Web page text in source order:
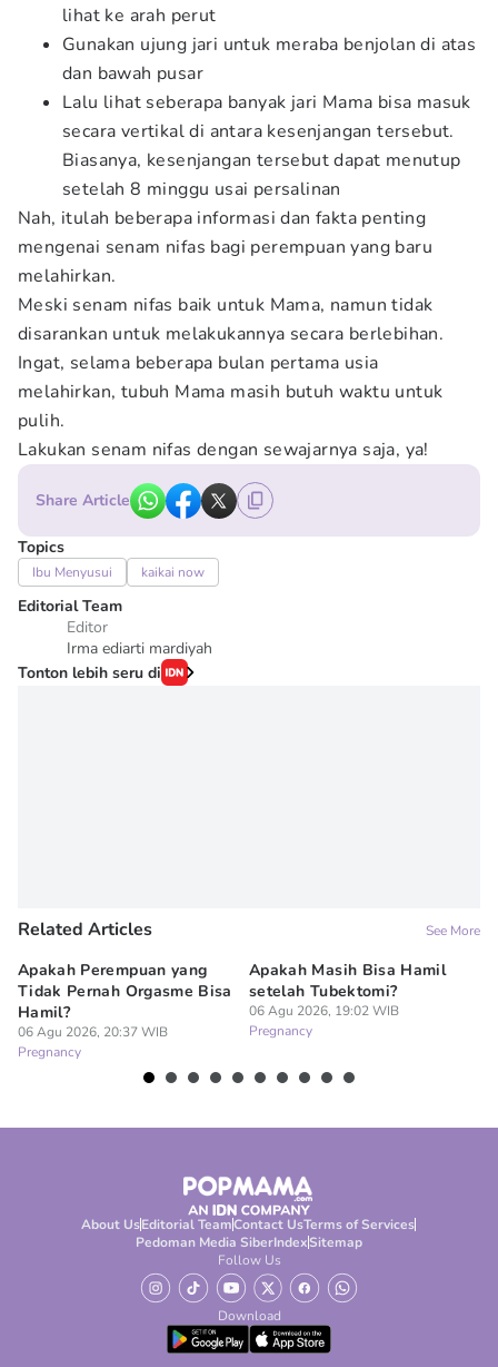
lihat ke arah perut
Gunakan ujung jari untuk meraba benjolan di atas
dan bawah pusar
Lalu lihat seberapa banyak jari Mama bisa masuk
secara vertikal di antara kesenjangan tersebut.
Biasanya, kesenjangan tersebut dapat menutup
setelah 8 minggu usai persalinan
Nah, itulah beberapa informasi dan fakta penting
mengenai senam nifas bagi perempuan yang baru
melahirkan.
Meski senam nifas baik untuk Mama, namun tidak
disarankan untuk melakukannya secara berlebihan.
Ingat, selama beberapa bulan pertama usia
melahirkan, tubuh Mama masih butuh waktu untuk
pulih.
Lakukan senam nifas dengan sewajarnya saja, ya!
Share Article
Topics
Ibu Menyusui kaikai now
Editorial Team
Editor
Irma ediarti mardiyah
Tonton lebih seru di
Related Articles See More
Apakah Perempuan yang
Tidak Pernah Orgasme Bisa
Hamil?
06 Agu 2026, 20:37 WIB
Pregnancy
Apakah Masih Bisa Hamil
setelah Tubektomi?
06 Agu 2026, 19:02 WIB
Pregnancy
About UsEditorial TeamContact UsTerms of Services
Pedoman Media SiberIndexSitemap
Follow Us
Download